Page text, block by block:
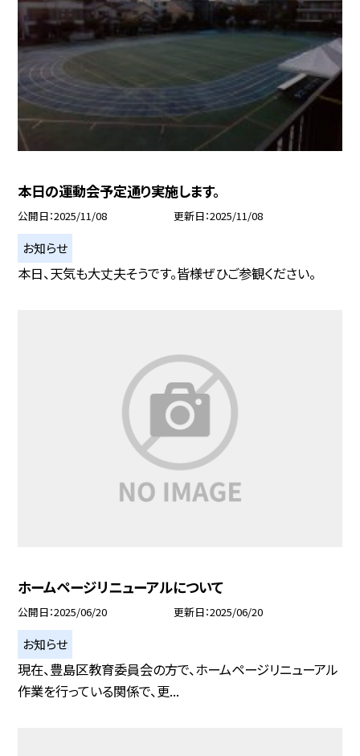
本日の運動会予定通り実施します。
公開日 2025/11/08 更新日 2025/11/08
お知らせ
本日、天気も大丈夫そうです。皆様ぜひご参観ください。
ホームページリニューアルについて
公開日 2025/06/20 更新日 2025/06/20
お知らせ
現在、豊島区教育委員会の方で、ホームページリニューアル
作業を行っている関係で、更...